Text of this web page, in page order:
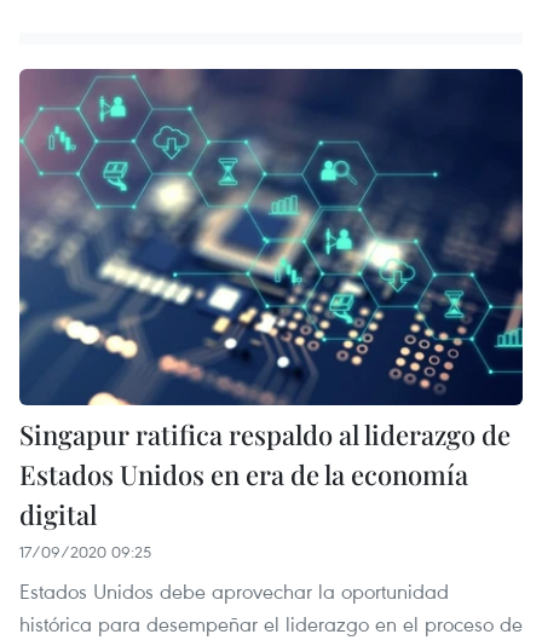
Singapur ratifica respaldo al liderazgo de
Estados Unidos en era de la economía
digital
17/09/2020 09:25
Estados Unidos debe aprovechar la oportunidad
histórica para desempeñar el liderazgo en el proceso de